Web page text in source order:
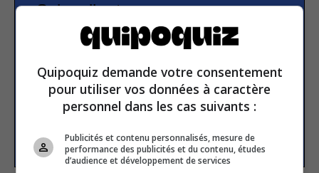
Subscribe to our
newsletter
Email address
SUBSCRIBE
Quipoquiz demande votre consentement
pour utiliser vos données à caractère
personnel dans les cas suivants :
Publicités et contenu personnalisés, mesure de
performance des publicités et du contenu, études
d’audience et développement de services